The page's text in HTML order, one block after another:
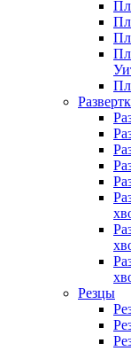
Резцы